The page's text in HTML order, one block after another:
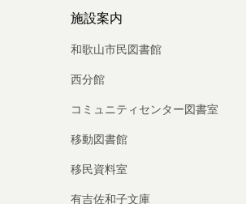
施設案内
和歌山市民図書館
西分館
コミュニティセンター図書室
移動図書館
移民資料室
有吉佐和子文庫